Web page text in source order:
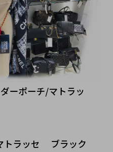
ーポーチ/マトラッ
トラッセ ブラック